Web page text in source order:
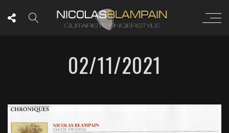
02/11/2021